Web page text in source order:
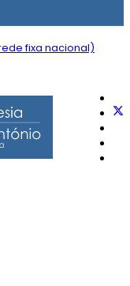
fixa nacional)